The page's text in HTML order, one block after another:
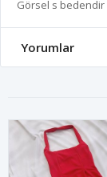
Görsel s bedendir
Yorumlar